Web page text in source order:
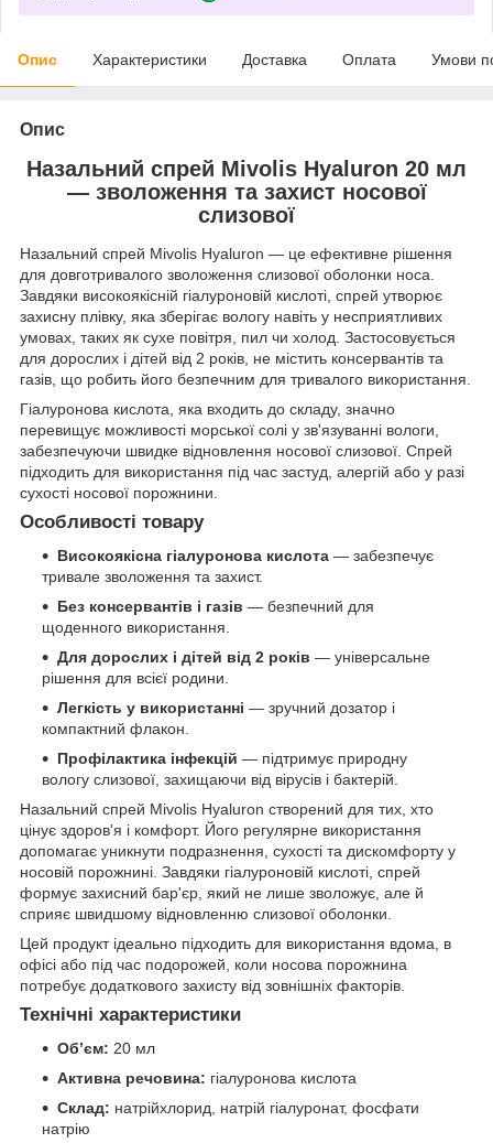
Опис Характеристики Доставка Оплата Умови
Опис
Назальний спрей Mivolis Hyaluron 20 мл
— зволоження та захист носової
слизової
Назальний спрей Mivolis Hyaluron — це ефективне рішення
для довготривалого зволоження слизової оболонки носа.
Завдяки високоякісній гіалуроновій кислоті, спрей утворює
захисну плівку, яка зберігає вологу навіть у несприятливих
умовах, таких як сухе повітря, пил чи холод. Застосовується
для дорослих і дітей від 2 років, не містить консервантів та
газів, що робить його безпечним для тривалого використання.
Гіалуронова кислота, яка входить до складу, значно
перевищує можливості морської солі у зв'язуванні вологи,
забезпечуючи швидке відновлення носової слизової. Спрей
підходить для використання під час застуд, алергій або у разі
сухості носової порожнини.
Особливості товару
Високоякісна гіалуронова кислота — забезпечує
тривале зволоження та захист.
Без консервантів і газів — безпечний для
щоденного використання.
Для дорослих і дітей від 2 років — універсальне
рішення для всієї родини.
Легкість у використанні — зручний дозатор і
компактний флакон.
Профілактика інфекцій — підтримує природну
вологу слизової, захищаючи від вірусів і бактерій.
Назальний спрей Mivolis Hyaluron створений для тих, хто
цінує здоров'я і комфорт. Його регулярне використання
допомагає уникнути подразнення, сухості та дискомфорту у
носовій порожнині. Завдяки гіалуроновій кислоті, спрей
формує захисний бар'єр, який не лише зволожує, але й
сприяє швидшому відновленню слизової оболонки.
Цей продукт ідеально підходить для використання вдома, в
офісі або під час подорожей, коли носова порожнина
потребує додаткового захисту від зовнішніх факторів.
Технічні характеристики
Об’єм: 20 мл
Активна речовина: гіалуронова кислота
Склад: натрійхлорид, натрій гіалуронат, фосфати
натрію